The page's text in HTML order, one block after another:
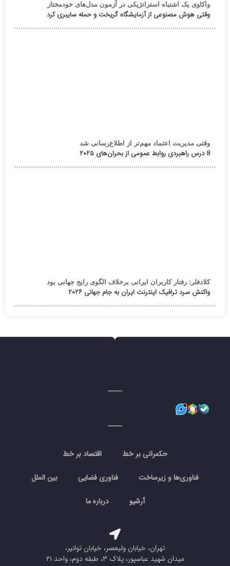
واکاوی یک اشتباه استراتژیکی در آزمون مدل‌های خودمختار
وقتی هوش مصنوعی از آزمایشگاه گریخت و حمله سایبری کرد
وقتی مدیریت اعتماد مهم‌تر از اطلاع‌رسانی شد
8 درس راهبردی روابط عمومی از بحران‌های ۲۰۲۵
کلادفلر: رفتار کاربران ایرانی برخلاف الگوی رایج جهانی بود
واکنش سرد ترافیک اینترنت ایران به جام جهانی ۲۰۲۶
حکمرانی بر خط اقتصاد بر خط
فناوری‌ها و زیرساخت فناوری فضایی بین الملل
آرشیو درباره ما
تهران، خیابان ولیعصر، خیابان توانیر،
میدان شهید عباسپور، پلاک ۳، طبقه دوم، واحد ۲۱